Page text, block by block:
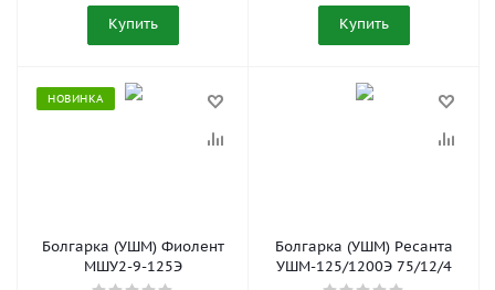
Купить Купить
НОВИНКА
Болгарка (УШМ) Фиолент
МШУ2-9-125Э
Болгарка (УШМ) Ресанта
УШМ-125/1200Э 75/12/4